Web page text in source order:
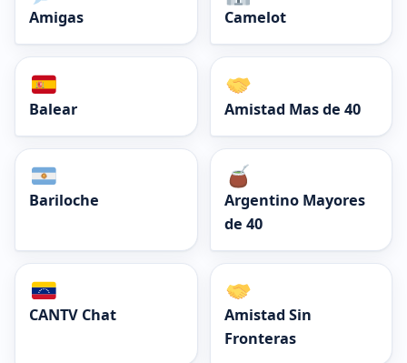
Amigas Camelot
Balear Amistad Mas de 40
Bariloche
Argentino Mayores
de 40
CANTV Chat
Amistad Sin
Fronteras